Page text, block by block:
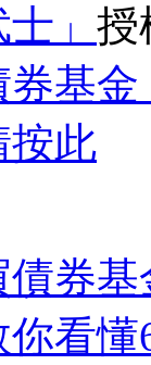
」 授
基金
按此
券
看